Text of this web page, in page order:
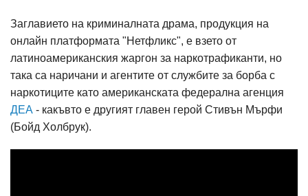
Заглавието на криминалната драма, продукция на
онлайн платформата "Нетфликс", е взето от
латиноамериканския жаргон за наркотрафиканти, но
така са наричани и агентите от службите за борба с
наркотиците като американската федерална агенция
ДЕА - какъвто е другият главен герой Стивън Мърфи
(Бойд Холбрук).